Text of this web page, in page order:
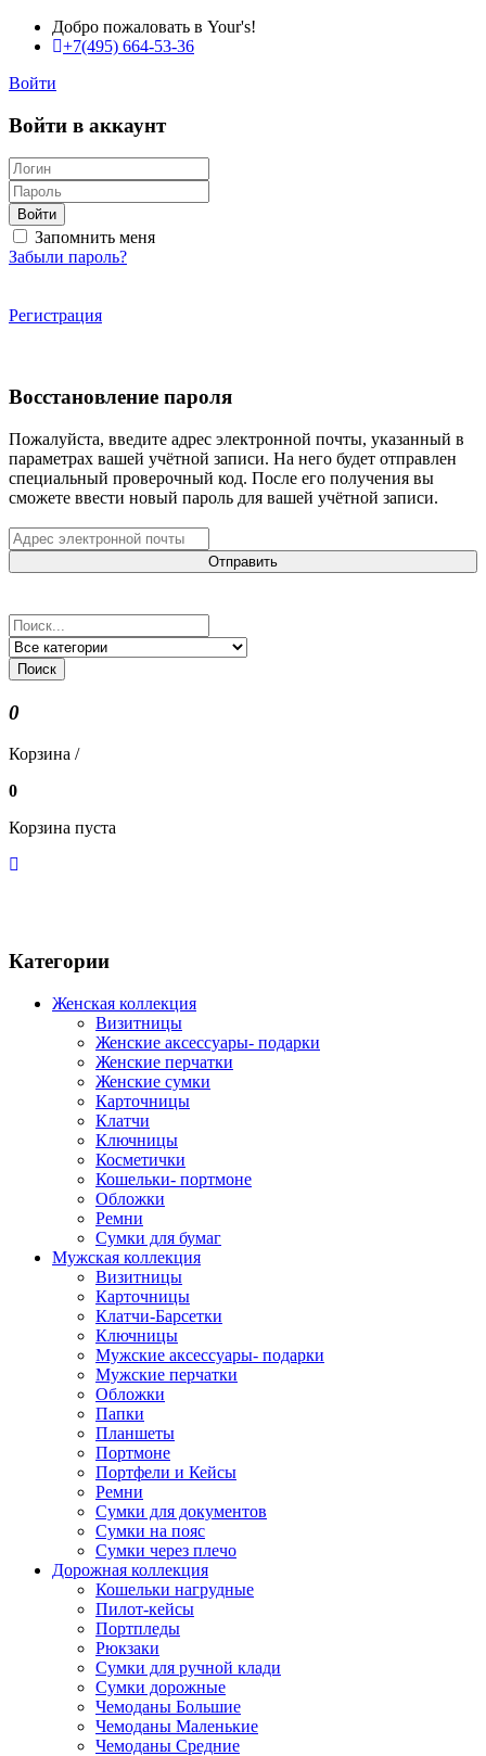
Добро пожаловать в Your's!
+7(495) 664-53-36
Войти
Войти в аккаунт
Войти
Запомнить меня
Забыли пароль?
Регистрация
Восстановление пароля
Пожалуйста, введите адрес электронной почты, указанный в
параметрах вашей учётной записи. На него будет отправлен
специальный проверочный код. После его получения вы
сможете ввести новый пароль для вашей учётной записи.
Отправить
Поиск
0
Корзина /
0
Корзина пуста
Категории
Женская коллекция
Визитницы
Женские аксессуары- подарки
Женские перчатки
Женские сумки
Карточницы
Клатчи
Ключницы
Косметички
Кошельки- портмоне
Обложки
Ремни
Сумки для бумаг
Мужская коллекция
Визитницы
Карточницы
Клатчи-Барсетки
Ключницы
Мужские аксессуары- подарки
Мужские перчатки
Обложки
Папки
Планшеты
Портмоне
Портфели и Кейсы
Ремни
Сумки для документов
Сумки на пояс
Сумки через плечо
Дорожная коллекция
Кошельки нагрудные
Пилот-кейсы
Портпледы
Рюкзаки
Сумки для ручной клади
Сумки дорожные
Чемоданы Большие
Чемоданы Маленькие
Чемоданы Средние